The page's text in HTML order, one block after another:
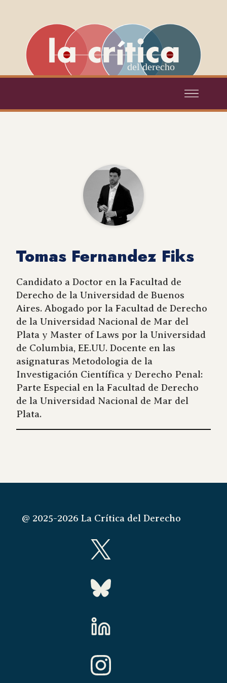
del derecho
Tomas Fernandez Fiks
Candidato a Doctor en la Facultad de
Derecho de la Universidad de Buenos
Aires. Abogado por la Facultad de Derecho
de la Universidad Nacional de Mar del
Plata y Master of Laws por la Universidad
de Columbia, EE.UU. Docente en las
asignaturas Metodologia de la
Investigación Científica y Derecho Penal:
Parte Especial en la Facultad de Derecho
de la Universidad Nacional de Mar del
Plata.
@ 2025-2026 La Crítica del Derecho